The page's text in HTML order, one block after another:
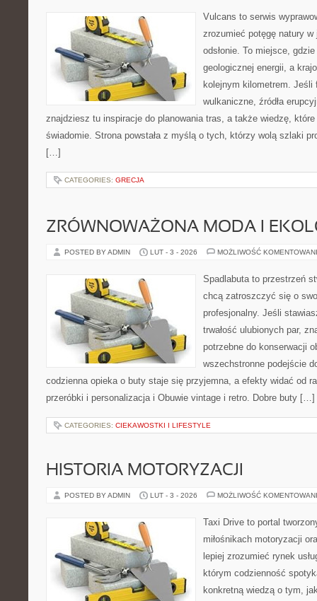
Vulcans to serwis
zrozumieć potęgę natury w
odsłonie. To miejsce,
geologicznej energii, a
kolejnym kilometrem.
wulkaniczne, źródła
znajdziesz tu inspiracje do planowania tras, a także wiedzę,
świadomie. Strona powstała z myślą o tych, którzy wolą szlaki
[…]
CATEGORIES: GRECJA
ZRÓWNOWAŻONA MODA I
POSTED BY ADMIN LUT - 3 - 2026 MOŻLIWOŚĆ
Spadlabuta to przestrzeń
chcą zatroszczyć się o
profesjonalny. Jeśli
trwałość ulubionych par,
potrzebne do konserwacji
wszechstronne podejście
codzienna opieka o buty staje się przyjemna, a efekty widać od
przeróbki i personalizacja i Obuwie vintage i retro. Dobre buty […]
CATEGORIES: CIEKAWOSTKI I LIFESTYLE
HISTORIA MOTORYZACJI
POSTED BY ADMIN LUT - 3 - 2026 MOŻLIWOŚĆ
Taxi Drive to portal
miłośnikach motoryzacji
lepiej zrozumieć rynek
którym codzienność
konkretną wiedzą o tym,